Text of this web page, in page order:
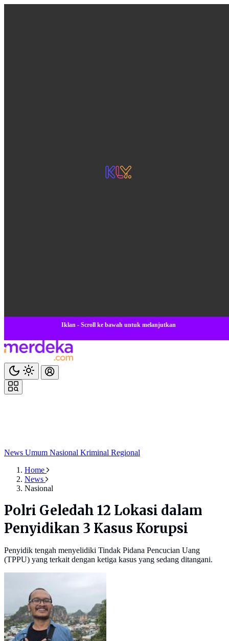
Iklan - Scroll ke bawah untuk melanjutkan
News Umum Nasional Kriminal Regional
Home
News
Nasional
Polri Geledah 12 Lokasi dalam
Penyidikan 3 Kasus Korupsi
Penyidik tengah menyelidiki Tindak Pidana Pencucian Uang
(TPPU) yang terkait dengan ketiga kasus yang sedang ditangani.